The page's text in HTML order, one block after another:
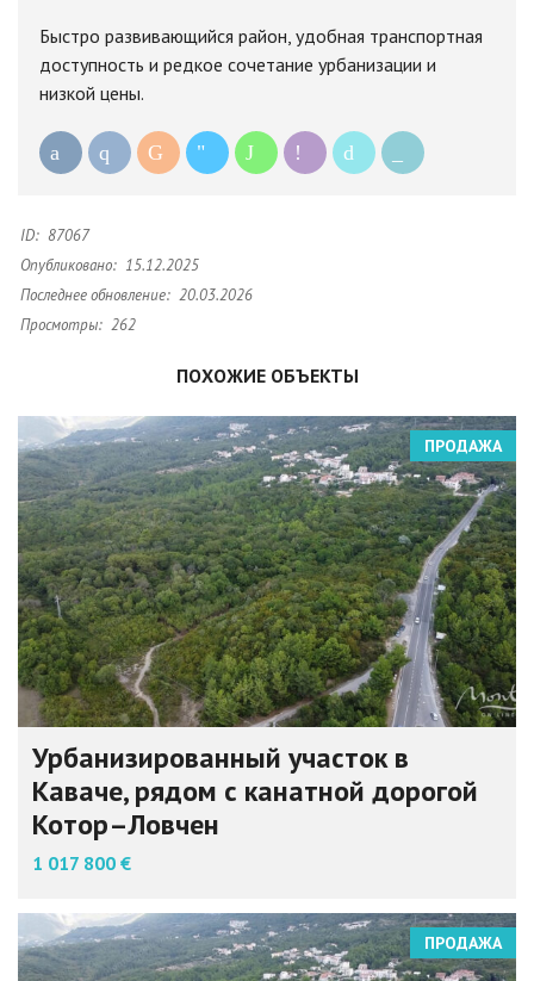
Быстро развивающийся район, удобная транспортная
доступность и редкое сочетание урбанизации и
низкой цены.
ID: 87067
Опубликовано: 15.12.2025
Последнее обновление: 20.03.2026
Просмотры: 262
ПОХОЖИЕ ОБЪЕКТЫ
ПРОДАЖА
Урбанизированный участок в
Каваче, рядом с канатной дорогой
Котор–Ловчен
1 017 800 €
ПРОДАЖА